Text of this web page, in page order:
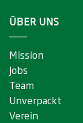
ÜBER UNS
Mission
Jobs
Team
Unverpackt
Verein